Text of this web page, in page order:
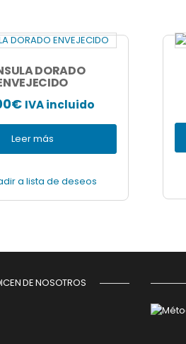
DORADO
€ IVA incluido
Leer más
a lista de deseos
DE NOSOTROS